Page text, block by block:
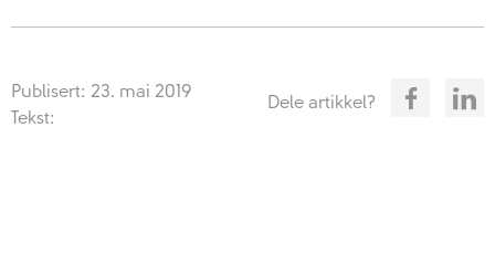
Publisert: 23. mai 2019
Tekst:
Dele artikkel?